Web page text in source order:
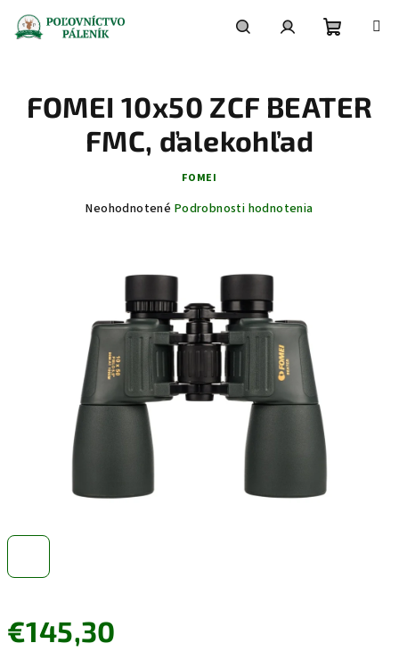
obsah
košík
€145,30
FOMEI 10x50 ZCF BEATER
FMC, ďalekohľad
FOMEI
Priemerné
hviezdičiek.
Neohodnotené Podrobnosti hodnotenia